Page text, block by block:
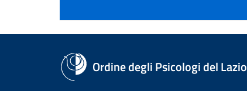
Ordine degli Psicologi del Lazio